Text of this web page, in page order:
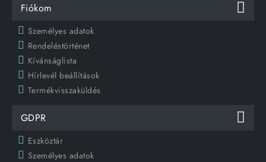
Fiókom
Személyes adatok
Rendeléstörténet
Kívánságlista
Hírlevél beállítások
Termékvisszaküldés
GDPR
Eszköztár
Személyes adatok